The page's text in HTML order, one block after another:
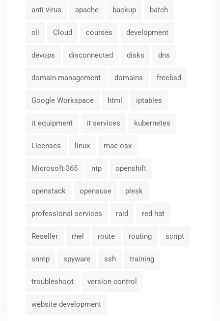
anti virus apache backup batch
cli Cloud courses development
devops disconnected disks dns
domain management domains freebsd
Google Workspace html iptables
it equipment it services kubernetes
Licenses linux mac osx
Microsoft 365 ntp openshift
openstack opensuse plesk
professional services raid red hat
Reseller rhel route routing script
snmp spyware ssh training
troubleshoot version control
website development